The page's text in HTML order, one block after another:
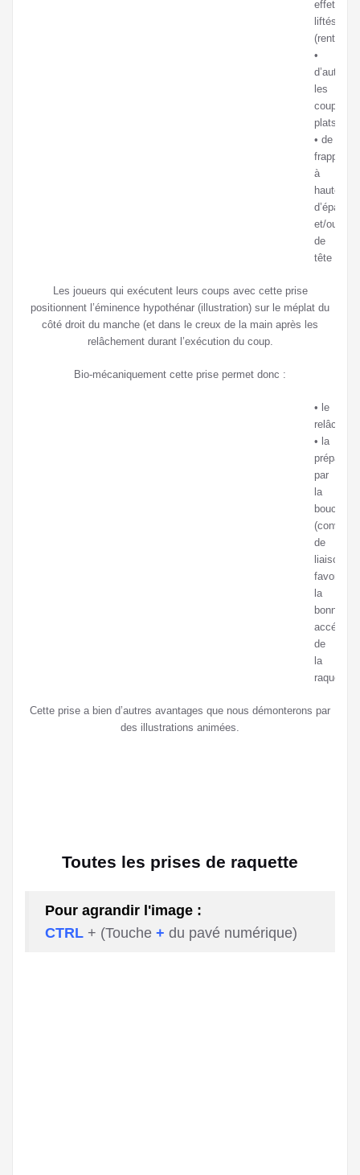
effets
liftés
(rentrant)
•
les
coups
plats ;
• de
frapper
à
hauteur
d’épaule
et/ou
de
tête ;
Les joueurs qui exécutent leurs coups avec cette prise
positionnent l’éminence hypothénar (illustration) sur le méplat du
côté droit du manche (et dans le creux de la main après les
relâchement durant l’exécution du coup.
Bio-mécaniquement cette prise permet donc :
• le
• la
par
la
boucle
(convexe)
de
liaison
favorisant
la
bonne
de
la
raquette.
Cette prise a bien d’autres avantages que nous démonterons par
des illustrations animées.
Toutes les prises de raquette
Pour agrandir l'image :
CTRL + (Touche + du pavé numérique)